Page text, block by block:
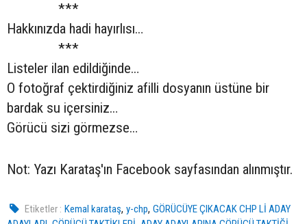
***
Hakkınızda hadi hayırlısı…
***
Listeler ilan edildiğinde…
O fotoğraf çektirdiğiniz afilli dosyanın üstüne bir
bardak su içersiniz…
Görücü sizi görmezse…
Not: Yazı Karataş'ın Facebook sayfasından alınmıştır.
Etiketler : Kemal karataş,y-chp,GÖRÜCÜYE ÇIKACAK CHP Lİ ADAY